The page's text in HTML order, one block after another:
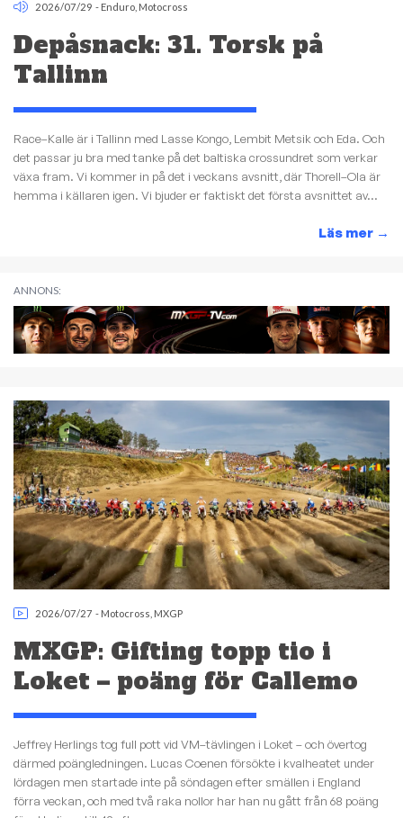
2026/07/29 - Enduro Motocross
Depåsnack: 31. Torsk på
Tallinn
Race–Kalle är i Tallinn med Lasse Kongo, Lembit Metsik och Eda. Och
det passar ju bra med tanke på det baltiska crossundret som verkar
växa fram. Vi kommer in på det i veckans avsnitt, där Thorell–Ola är
hemma i källaren igen. Vi bjuder er faktiskt det första avsnittet av...
Läs mer →
ANNONS:
2026/07/27 - Motocross MXGP
MXGP: Gifting topp tio i
Loket – poäng för Callemo
Jeffrey Herlings tog full pott vid VM–tävlingen i Loket – och övertog
därmed poängledningen. Lucas Coenen försökte i kvalheatet under
lördagen men startade inte på söndagen efter smällen i England
förra veckan, och med två raka nollor har han nu gått från 68 poäng